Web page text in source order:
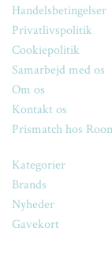
Handelsbetingelser
Privatlivspolitik
Cookiepolitik
Samarbejd med os
Om os
Kontakt os
Prismatch hos
Kategorier
Brands
Nyheder
Gavekort